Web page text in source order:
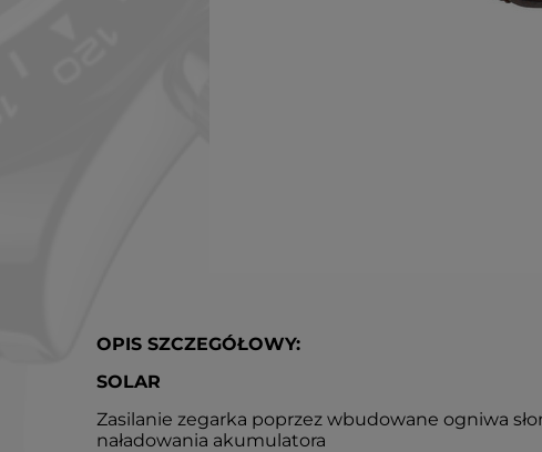
OPIS SZCZEGÓŁOWY:
SOLAR
Zasilanie zegarka poprzez wbudowane ogniwa
naładowania akumulatora